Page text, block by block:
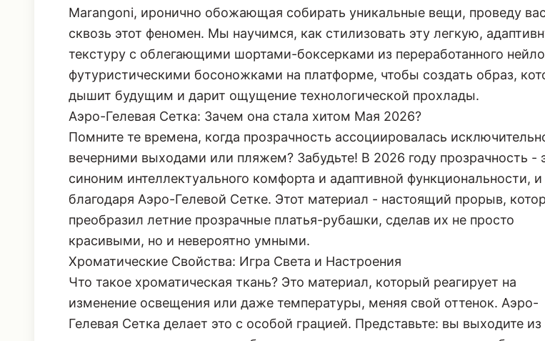
Marangoni, иронично обожающая собирать уникальные вещи, проведу вас
сквозь этот феномен. Мы научимся, как стилизовать эту легкую,
текстуру с облегающими шортами-боксерками из переработанного
футуристическими босоножками на платформе, чтобы создать образ,
дышит будущим и дарит ощущение технологической прохлады.
Аэро-Гелевая Сетка: Зачем она стала хитом Мая 2026?
Помните те времена, когда прозрачность ассоциировалась
вечерними выходами или пляжем? Забудьте! В 2026 году прозрачность -
синоним интеллектуального комфорта и адаптивной функциональности, и
благодаря Аэро-Гелевой Сетке. Этот материал - настоящий прорыв,
преобразил летние прозрачные платья-рубашки, сделав их не просто
красивыми, но и невероятно умными.
Хроматические Свойства: Игра Света и Настроения
Что такое хроматическая ткань? Это материал, который реагирует на
изменение освещения или даже температуры, меняя свой оттенок. Аэро-
Гелевая Сетка делает это с особой грацией. Представьте: вы выходите из